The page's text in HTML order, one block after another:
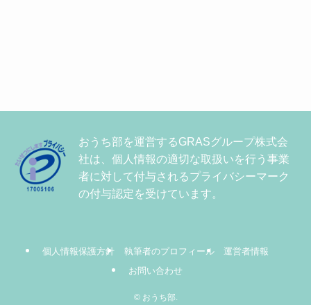
おうち部を運営するGRASグループ株式会
社は、個人情報の適切な取扱いを行う事業
者に対して付与されるプライバシーマーク
の付与認定を受けています。
個人情報保護方針 執筆者のプロフィール
運営者情報
お問い合わせ
©おうち部.